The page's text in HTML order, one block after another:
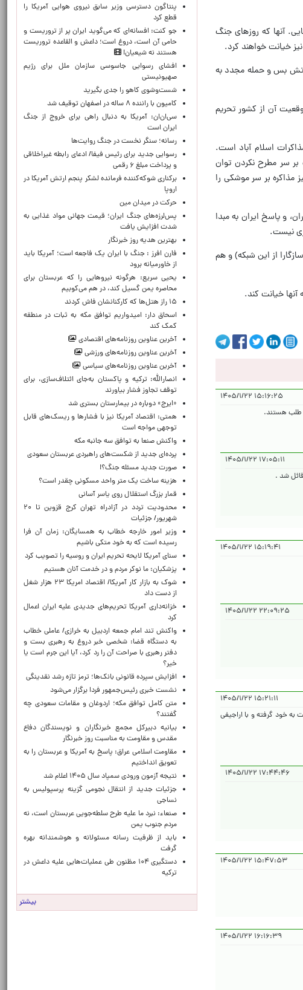
آنها که روزهای جنگ
خیانت خواهند کرد.
آتش بس و حمله مجدد به
آن از کشور تحریم
اسلام آباد است.
بر سر مطرح نکردن توان
مذاکره بر سر موشکی را
و پاسخ ایران به مبدا
نیست.
از این شبکه) و هم
خیانت کند.
۱۵:۱۶:۲۵ ۱۴۰۵/۱/۲۲
طلب هستند.
۱۷:۰۵:۱۱ ۱۴۰۵/۱/۲۲
شد .
۱۵:۱۹:۴۱ ۱۴۰۵/۱/۲۲
۲۲:۰۹:۲۵ ۱۴۰۵/۱/۲۲
۱۵:۲۱:۱۱ ۱۴۰۵/۱/۲۲
به خود گرفته و با اراجیفی
۱۷:۴۴:۴۶ ۱۴۰۵/۱/۲۲
۱۵:۴۷:۵۳ ۱۴۰۵/۱/۲۲
۱۶:۱۶:۳۹ ۱۴۰۵/۱/۲۲
پنتاگون دسترسی وزیر سابق نیروی هوایی آمریکا را
قطع کرد
جو کنت: افسانه‌ای که می‌گوید ایران پر از تروریست و
حامی آن است، دروغ است؛ داعش و القاعده تروریست
هستند نه شیعیان!
افشای رسوایی جاسوسی سازمان ملل برای رژیم
صهیونیستی
شست‌وشوی کاهو را جدی بگیرید
کامیون با راننده ۸ ساله در اصفهان توقیف شد
سی‌ان‌ان: آمریکا به دنبال راهی برای خروج از جنگ
ایران است
رسانه؛ سنگر نخست در جنگ روایت‌ها
رسوایی جدید برای رئیس فیفا/ ادعای رابطه غیراخلاقی
و پرداخت مبلغ ۶ رقمی
برکناری شوکه‌کننده فرمانده لشکر پنجم ارتش آمریکا در
اروپا
حركت در ميدان مين
پس‌لرزه‌های جنگ ایران؛ قیمت جهانی مواد غذایی به
شدت افزایش یافت
بهترین هدیه روز خبرنگار
فارن افرز : جنگ با ایران یک فاجعه است؛ آمریکا باید
از خاورمیانه برود
یحیی سریع: هرگونه نیروهایی را که عربستان برای
محاصره یمن گسیل کند، در هم می‌کوبیم
۱۵ راز هتل‌ها که کارکنانشان فاش کردند
اسحاق دار: امیدواریم توافق مکه به ثبات در منطقه
کمک کند
آخرین عناوین روزنامه‌های اقتصادی
آخرین عناوین روزنامه‌های ورزشی
آخرین عناوین روزنامه‌های سیاسی
انصارالله: ترکیه و پاکستان به‌جای ائتلاف‌سازی، برای
توقف تجاوز فشار بیاورند
«ایرج» دوباره در بیمارستان بستری شد
همتی: اقتصاد آمریکا نیز با فشارها و ریسک‌های قابل
توجهی مواجه است
واکنش صنعا به توافق سه جانبه مکه
پرده‌ای جدید از شکست‌های راهبردی عربستان سعودی
صورت جدید مسئله جنگ؟!
هزینه ساخت یک متر واحد مسکونی چقدر است؟
قمار بزرگ استقلال روی یاسر آسانی
محدودیت تردد در آزادراه تهران کرج قزوین تا ۲۰
شهریور/ جزئیات
وزیر امور خارجه خطاب به همسایگان: زمان آن فرا
رسیده است که به خود متکی باشیم
سنای آمریکا لایحه تحریم ایران و روسیه را تصویب کرد
پزشکیان: ما نوکر مردم و در خدمت آنان هستیم
شوک به بازار کار آمریکا/ اقتصاد امریکا ۲۳ هزار شغل
از دست داد
خزانه‌داری آمریکا تحریم‌های جدیدی علیه ایران اعمال
کرد
واکنش تند امام جمعه اردبیل به خرازی/ عاملی خطاب
به دستگاه قضا: شخصی خبر دروغ به رهبری بست و
دفتر رهبری با صراحت آن را رد کرد، آیا این جرم است یا
خیر؟
افزایش سپرده قانونی بانک‌ها؛ ترمز تازه رشد نقدینگی
نشست خبری رئیس‌جمهور فردا برگزار می‌شود
متن کامل توافق مکه؛ اردوغان و مقامات سعودی چه
گفتند؟
بیانیه دبیرکل مجمع خبرنگاران و نویسندگان دفاع
مقدس و مقاومت به مناسبت روز خبرنگار
مقاومت اسلامی عراق: پاسخ به آمریکا و عربستان را به
تعویق انداختیم
نتیجه آزمون ورودی سمپاد سال ۱۴۰۵ اعلام شد
جزئیات جدید از انتقال نجومی گزینه پرسپولیس به
نساجی
صنعاء: نبرد ما علیه طرح سلطه‌جویی عربستان است، نه
مردم جنوب یمن
باید از ظرفیت رسانه مسئولانه و هوشمندانه بهره
گرفت
دستگیری ۱۰۴ مظنون طی عملیات‌هایی علیه داعش در
ترکیه
بیشتر